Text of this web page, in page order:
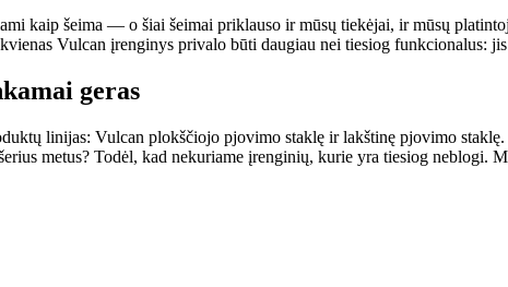
kaip šeima — o šiai šeimai priklauso ir mūsų tiekėjai, ir mūsų
Vulcan įrenginys privalo būti daugiau nei tiesiog funkcionalus:
geras
linijas: Vulcan plokščiojo pjovimo staklę ir lakštinę pjovimo
metus? Todėl, kad nekuriame įrenginių, kurie yra tiesiog